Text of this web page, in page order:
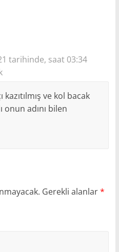
tarihinde, saat 03:34
ve kol bacak
onun adını bilen
Gerekli alanlar*